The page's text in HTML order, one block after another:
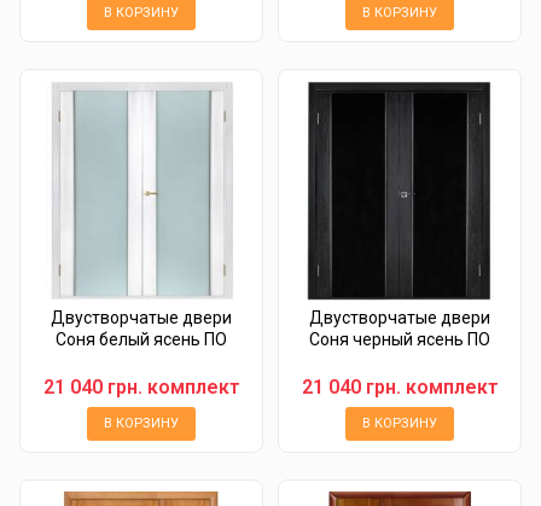
В КОРЗИНУ В КОРЗИНУ
Двустворчатые двери
Соня белый ясень ПО
21 040 грн. комплект
В КОРЗИНУ
Двустворчатые двери
Соня черный ясень ПО
21 040 грн. комплект
В КОРЗИНУ